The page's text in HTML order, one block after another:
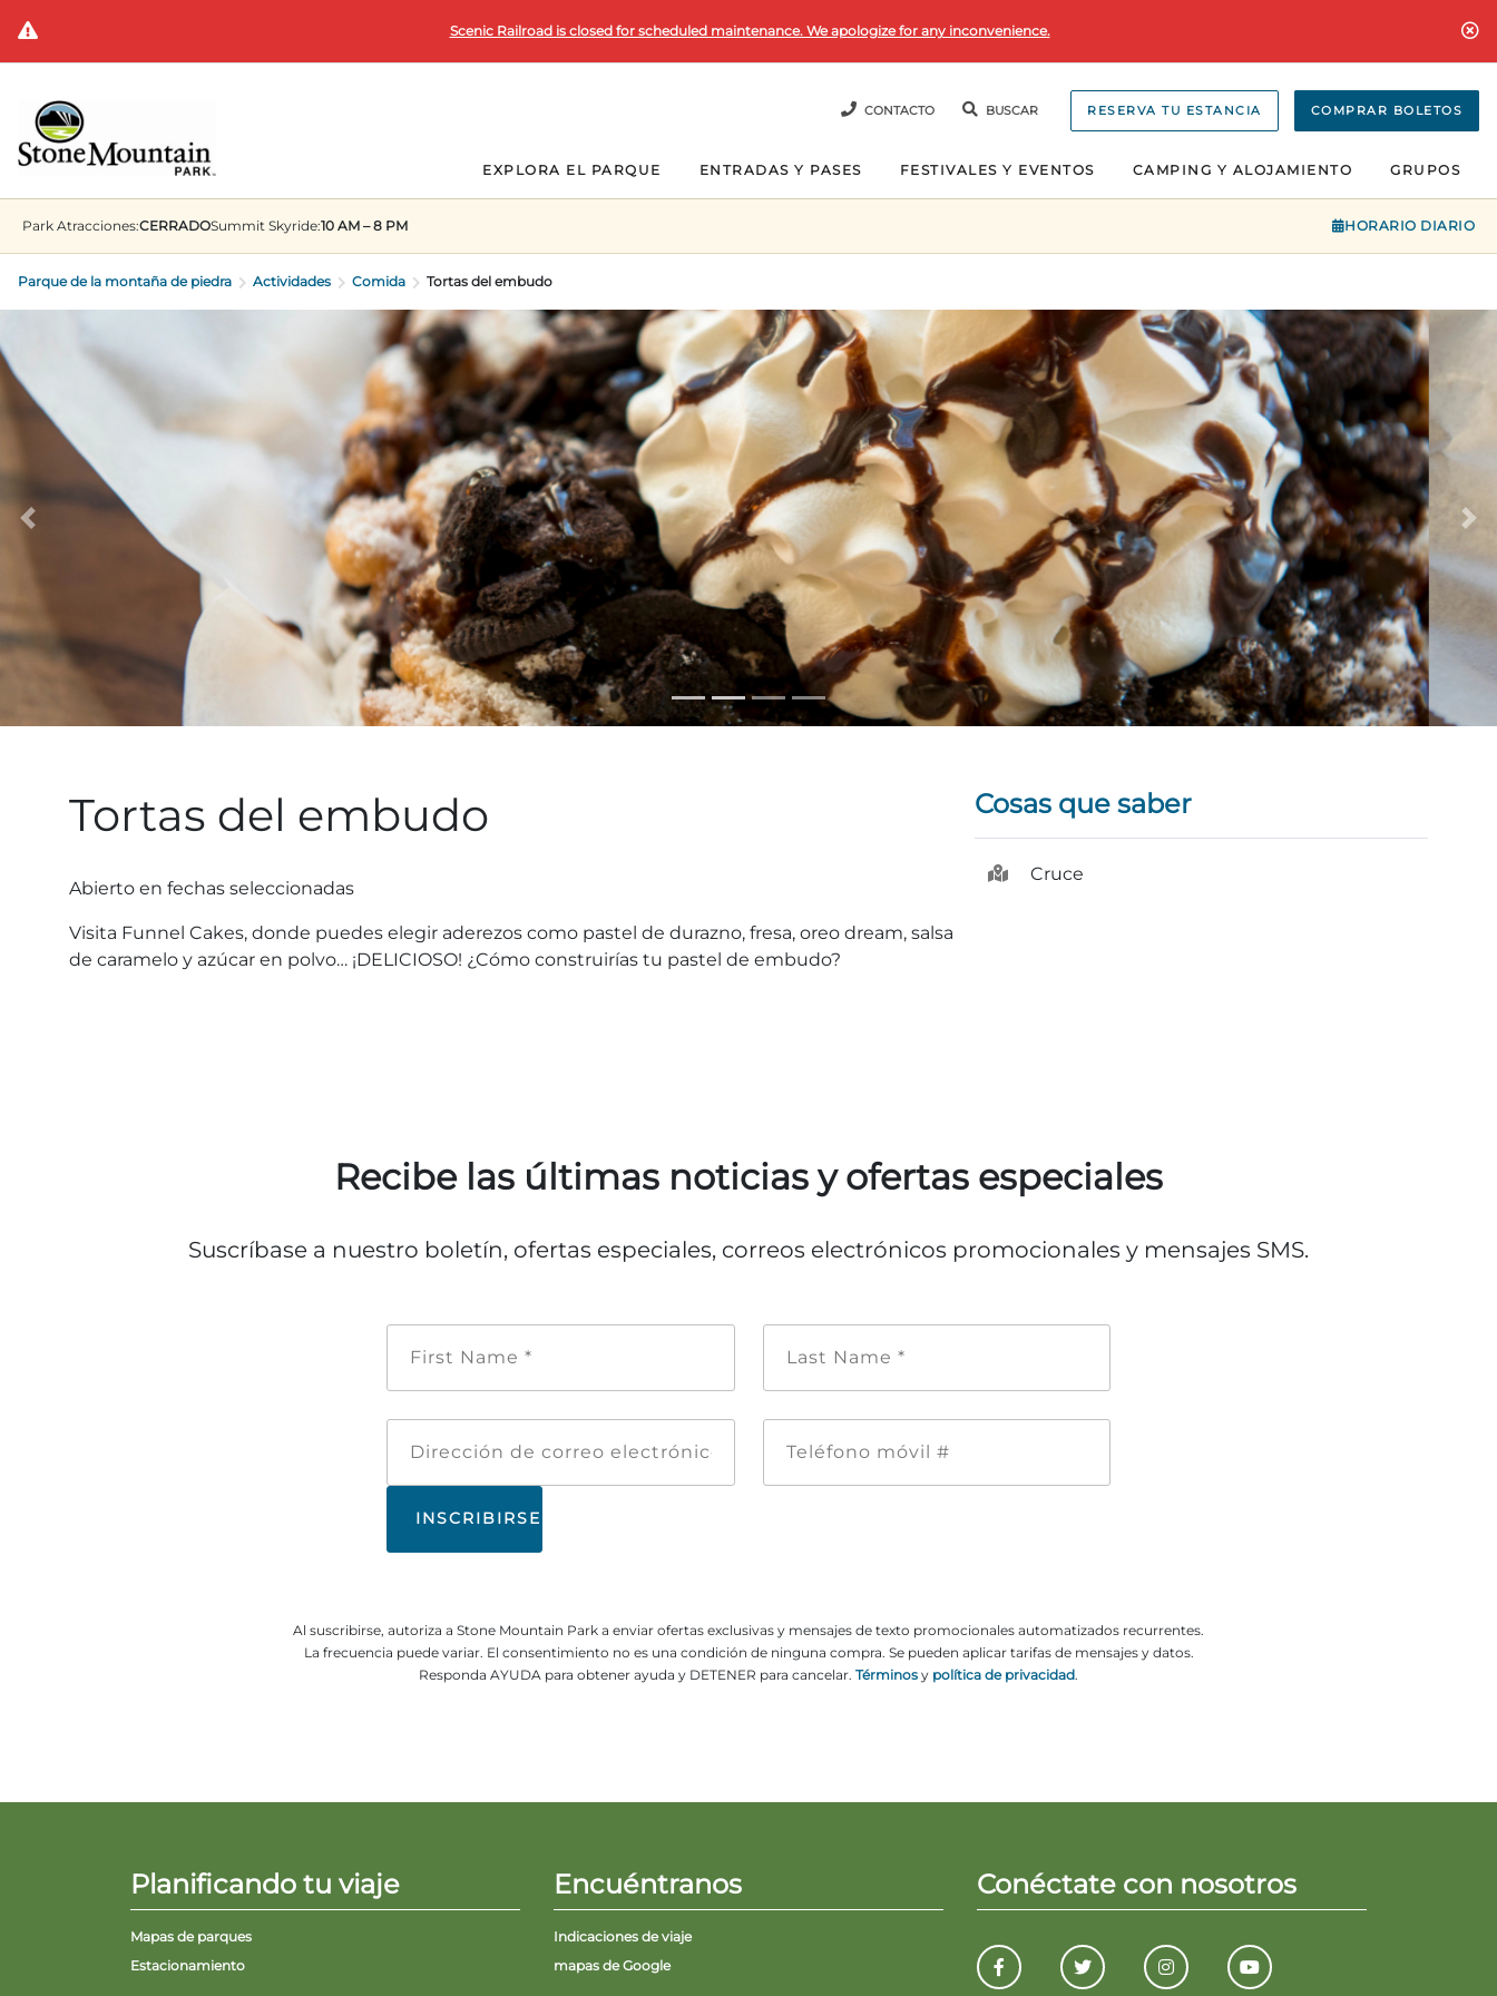
Scenic Railroad is closed for scheduled maintenance. We apologize for any inconvenience.
CONTACTO BUSCAR RESERVA TU ESTANCIA COMPRAR BOLETOS
EXPLORA EL PARQUE ENTRADAS Y PASES FESTIVALES Y EVENTOS CAMPING Y ALOJAMIENTO GRUPOS
Park Atracciones:CERRADOSummit Skyride:10 AM – 8 PM HORARIO DIARIO
Parque de la montaña de piedra Actividades Comida Tortas del embudo
Tortas del embudo
Abierto en fechas seleccionadas
Visita Funnel Cakes, donde puedes elegir aderezos como pastel de durazno, fresa, oreo dream, salsa
de caramelo y azúcar en polvo… ¡DELICIOSO! ¿Cómo construirías tu pastel de embudo?
Cosas que saber
Cruce
Recibe las últimas noticias y ofertas especiales
Suscríbase a nuestro boletín, ofertas especiales, correos electrónicos promocionales y mensajes SMS.
de
móvil
Al suscribirse, autoriza a Stone Mountain Park a enviar ofertas exclusivas y mensajes de texto promocionales automatizados recurrentes.
La frecuencia puede variar. El consentimiento no es una condición de ninguna compra. Se pueden aplicar tarifas de mensajes y datos.
Responda AYUDA para obtener ayuda y DETENER para cancelar. Términos y política de privacidad.
Planificando tu viaje
Mapas de parques
Estacionamiento
Encuéntranos
Indicaciones de viaje
mapas de Google
Conéctate con nosotros